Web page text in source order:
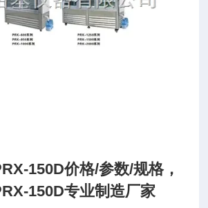
150D价格/参数/规格，
150D专业制造厂家